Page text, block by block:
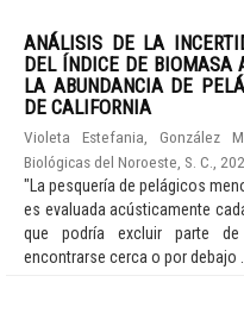
ANÁLISIS DE LA
DEL ÍNDICE DE BIOMASA
LA ABUNDANCIA DE
DE CALIFORNIA
Violeta Estefania, González
Biológicas del Noroeste, S. C.
"La pesquería de pelágicos
es evaluada acústicamente
que podría excluir parte
encontrarse cerca o por debajo ...